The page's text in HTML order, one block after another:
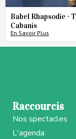
Babel Rhapsodie -
Cabanis
En Savoir Plus
Raccourcis
Nos spectacles
L'agenda